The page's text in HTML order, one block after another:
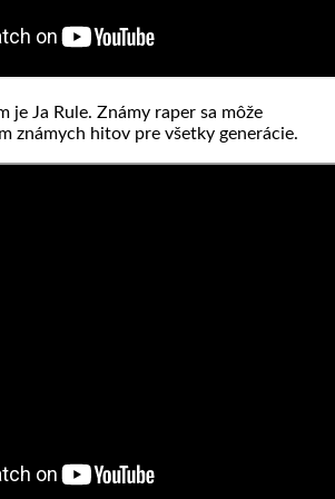
je Ja Rule. Známy raper sa môže
známych hitov pre všetky generácie.